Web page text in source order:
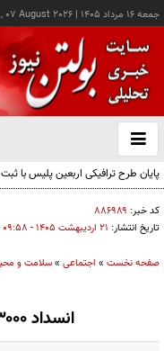
جمعه ۱۶ مرداد ۱۴۰۵ |
07 August 2026
باز
و
پایان طرح ترافیکی اربعین پلیس با ثبت ۶۷ میلیون تردد
کد خبر: ۸۸۶۹۸۹
تاریخ انتشار: ۲۱ ارديبهشت ۱۴۰۵ - ۰۹:۵۸
صفحه نخست » اجتماعی »سلامت و
انسداد ۳۰۰۰ چاه غیرمجاز در تهران